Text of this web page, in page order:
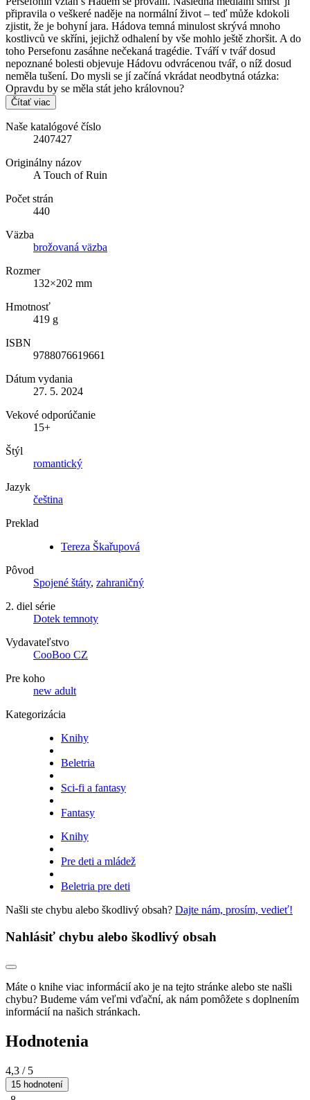
připravila o veškeré naděje na normální život – teď může kdokoli
zjistit, že je bohyní jara. Hádova temná minulost skrývá mnoho
kostlivců ve skříni, jejichž odhalení by vše mohlo ještě zhoršit. A do
toho Persefonu zasáhne nečekaná tragédie. Tváří v tvář dosud
nepoznané bolesti objevuje Hádovu odvrácenou tvář, o níž dosud
neměla tušení. Do mysli se jí začíná vkrádat neodbytná otázka:
Opravdu by se měla stát jeho královnou?
Čítať viac
Naše katalógové číslo
2407427
Originálny názov
A Touch of Ruin
Počet strán
440
Väzba
brožovaná väzba
Rozmer
132×202 mm
Hmotnosť
419 g
ISBN
9788076619661
Dátum vydania
27. 5. 2024
Vekové odporúčanie
15+
Štýl
romantický
Jazyk
čeština
Preklad
Tereza Škařupová
Pôvod
Spojené štáty, zahraničný
2. diel série
Dotek temnoty
Vydavateľstvo
CooBoo CZ
Pre koho
new adult
Kategorizácia
Knihy
Beletria
Sci-fi a fantasy
Fantasy
Knihy
Pre deti a mládež
Beletria pre deti
Našli ste chybu alebo škodlivý obsah? Dajte nám, prosím, vedieť!
Nahlásiť chybu alebo škodlivý obsah
Máte o knihe viac informácií ako je na tejto stránke alebo ste našli
chybu? Budeme vám veľmi vďační, ak nám pomôžete s doplnením
informácií na našich stránkach.
Hodnotenia
4,3 / 5
15 hodnotení